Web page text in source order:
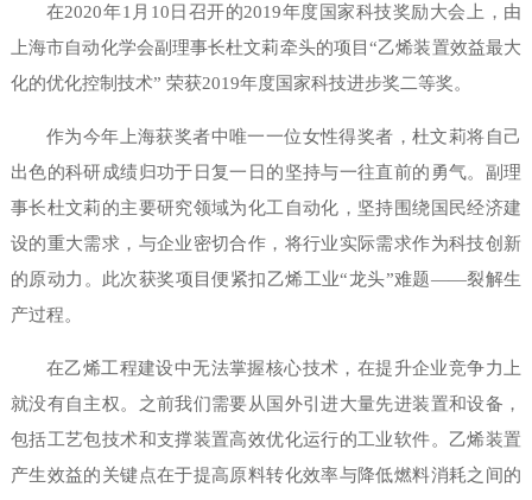
在2020年1月10日召开的2019年度国家科技奖励大会上，由
上海市自动化学会副理事长杜文莉牵头的项目“乙烯装置效益最大
化的优化控制技术” 荣获2019年度国家科技进步奖二等奖。
作为今年上海获奖者中唯一一位女性得奖者，杜文莉将自己
出色的科研成绩归功于日复一日的坚持与一往直前的勇气。副理
事长杜文莉的主要研究领域为化工自动化，坚持围绕国民经济建
设的重大需求，与企业密切合作，将行业实际需求作为科技创新
的原动力。此次获奖项目便紧扣乙烯工业“龙头”难题——裂解生
产过程。
在乙烯工程建设中无法掌握核心技术，在提升企业竞争力上
就没有自主权。之前我们需要从国外引进大量先进装置和设备，
包括工艺包技术和支撑装置高效优化运行的工业软件。乙烯装置
产生效益的关键点在于提高原料转化效率与降低燃料消耗之间的